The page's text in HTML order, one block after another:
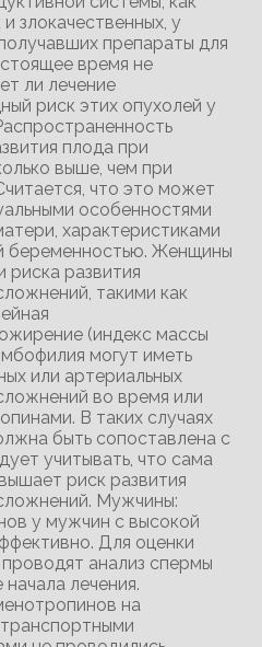
злокачественных, у
препараты для
время не
ли лечение
риск этих опухолей у
плода при
выше, чем при
что это может
особенностями
характеристиками
беременностью. Женщины
риска развития
такими как
(индекс массы
могут иметь
или артериальных
во время или
В таких случаях
быть сопоставлена с
учитывать, что сама
риск развития
Мужчины:
у мужчин с высокой
Для оценки
анализ спермы
лечения.
на